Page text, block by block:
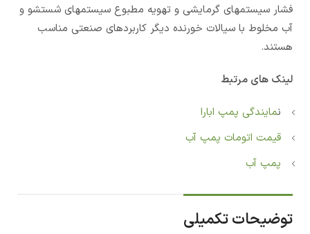
فشار سیستمهای گرمایشی و تهویه مطبوع سیستمهای شستشو و
آب مخلوط با سیالات خورنده دیگر کاربردهای صنعتی مناسب
هستند.
لینک های مرتبط
نمایندگی پمپ ابارا
قیمت اتومات پمپ آب
پمپ آب
توضیحات تکمیلی